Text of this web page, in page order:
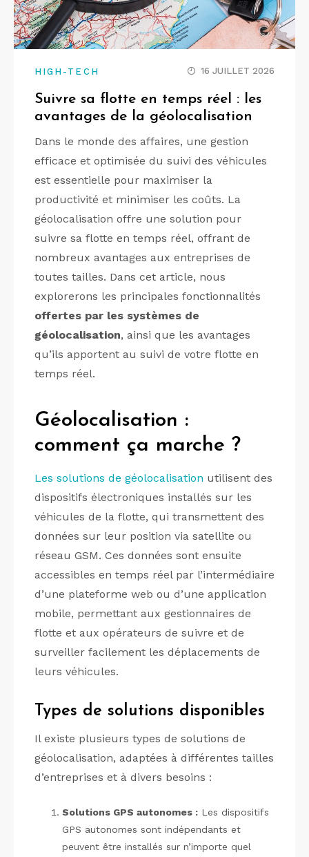
HIGH-TECH 16 JUILLET 2026
Suivre sa flotte en temps réel : les
avantages de la géolocalisation
Dans le monde des affaires, une gestion
efficace et optimisée du suivi des véhicules
est essentielle pour maximiser la
productivité et minimiser les coûts. La
géolocalisation offre une solution pour
suivre sa flotte en temps réel, offrant de
nombreux avantages aux entreprises de
toutes tailles. Dans cet article, nous
explorerons les principales fonctionnalités
offertes par les systèmes de
géolocalisation, ainsi que les avantages
qu’ils apportent au suivi de votre flotte en
temps réel.
Géolocalisation :
comment ça marche ?
Les solutions de géolocalisation utilisent des
dispositifs électroniques installés sur les
véhicules de la flotte, qui transmettent des
données sur leur position via satellite ou
réseau GSM. Ces données sont ensuite
accessibles en temps réel par l’intermédiaire
d’une plateforme web ou d’une application
mobile, permettant aux gestionnaires de
flotte et aux opérateurs de suivre et de
surveiller facilement les déplacements de
leurs véhicules.
Types de solutions disponibles
Il existe plusieurs types de solutions de
géolocalisation, adaptées à différentes tailles
d’entreprises et à divers besoins :
Solutions GPS autonomes : Les dispositifs
GPS autonomes sont indépendants et
peuvent être installés sur n’importe quel